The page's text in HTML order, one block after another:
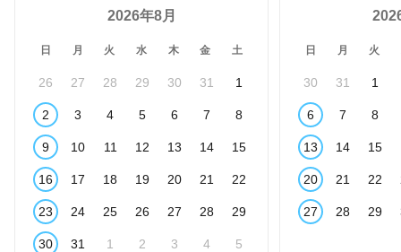
2026年8月
日 月 火 水 木 金 土
26 27 28 29 30 31 1
2 3 4 5 6 7 8
9 10 11 12 13 14 15
16 17 18 19 20 21 22
23 24 25 26 27 28 29
30 31 1 2 3 4 5
日 月 火
30 31 1
6 7 8
13 14 15
20 21 22
27 28 29